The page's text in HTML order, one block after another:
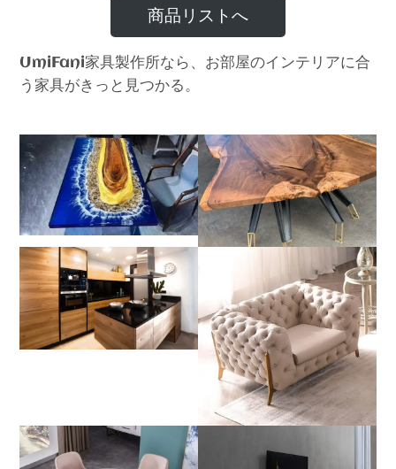
商品リストへ
UmiFani家具製作所なら、お部屋のインテリアに合
う家具がきっと見つかる。